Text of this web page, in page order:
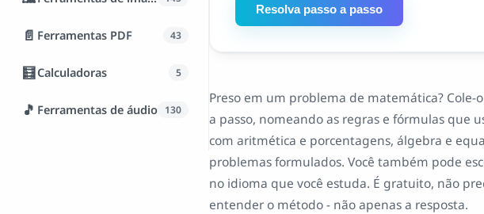
📄 Ferramentas PDF 43
🧮Calculadoras 5
🎵 Ferramentas de áudio 130
Resolva passo a passo
Preso em um problema de matemática?
a passo, nomeando as regras e fórmulas que
com aritmética e porcentagens, álgebra e
problemas formulados. Você também pode
no idioma que você estuda. É gratuito, não
entender o método - não apenas a resposta.